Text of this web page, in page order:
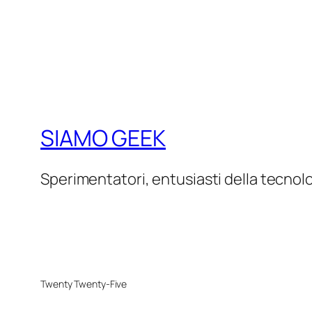
SIAMO GEEK
Sperimentatori, entusiasti della
Twenty Twenty-Five